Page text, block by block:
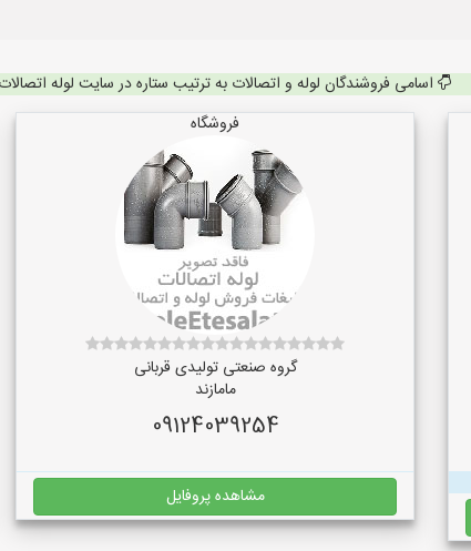
اسامی فروشندگان لوله و اتصالات به ترتیب ستاره در سایت لوله اتصالات
فروشگاه
گروه صنعتی تولیدی قربانی
مامازند
09124039254
مشاهده پروفایل